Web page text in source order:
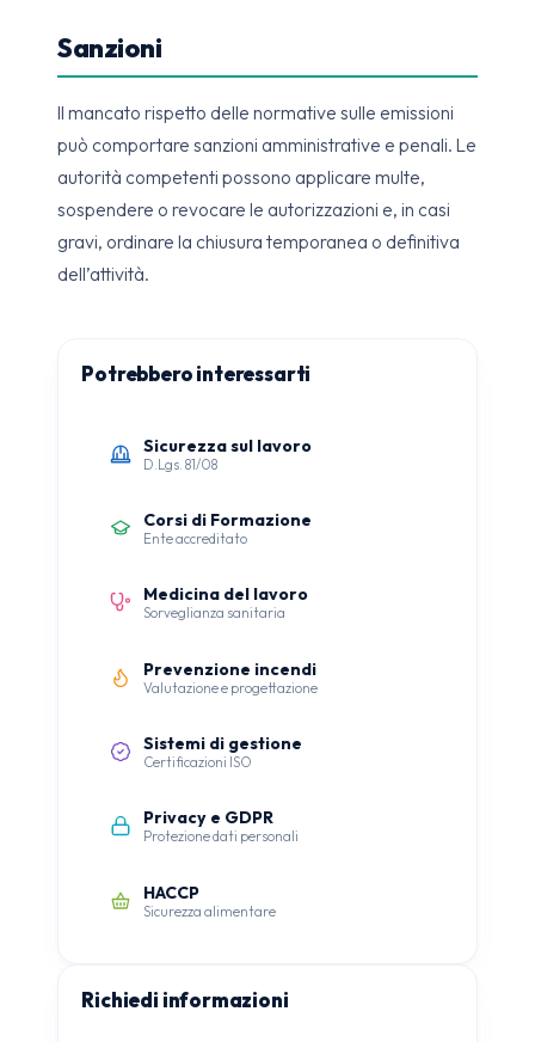
Sanzioni
Il mancato rispetto delle normative sulle emissioni
può comportare sanzioni amministrative e penali. Le
autorità competenti possono applicare multe,
sospendere o revocare le autorizzazioni e, in casi
gravi, ordinare la chiusura temporanea o definitiva
dell’attività.
Potrebbero interessarti
Sicurezza sul lavoro
D.Lgs. 81/08
Corsi di Formazione
Ente accreditato
Medicina del lavoro
Sorveglianza sanitaria
Prevenzione incendi
Valutazione e progettazione
Sistemi di gestione
Certificazioni ISO
Privacy e GDPR
Protezione dati personali
HACCP
Sicurezza alimentare
Richiedi informazioni